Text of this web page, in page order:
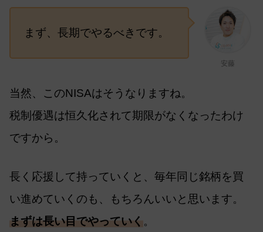
安藤
まず、長期でやるべきです。
当然、このNISAはそうなりますね。
税制優遇は恒久化されて期限がなくなったわけ
ですから。
長く応援して持っていくと、毎年同じ銘柄を買
い進めていくのも、もちろんいいと思います。
まずは長い目でやっていく 。